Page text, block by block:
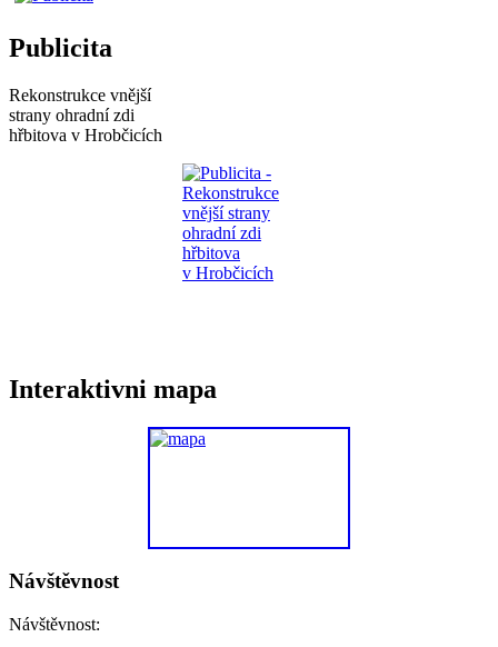
Publicita
Rekonstrukce vnější
strany ohradní zdi
hřbitova v Hrobčicích
Interaktivni mapa
Návštěvnost
Návštěvnost: